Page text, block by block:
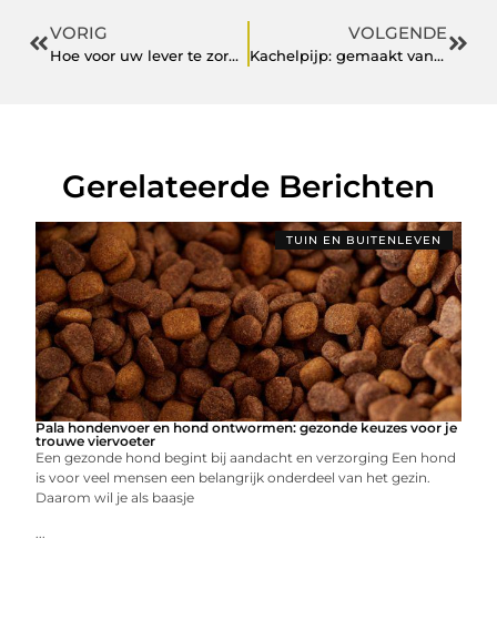
VORIG
Hoe voor uw lever te zorgen: Een deskundige gids voor het omkeren van vette leverziekte.
VOLGENDE
Kachelpijp: gemaakt van roestvrijstaal
Gerelateerde Berichten
TUIN EN BUITENLEVEN
Pala hondenvoer en hond ontwormen: gezonde keuzes voor je
trouwe viervoeter
Een gezonde hond begint bij aandacht en verzorging Een hond
is voor veel mensen een belangrijk onderdeel van het gezin.
Daarom wil je als baasje
...